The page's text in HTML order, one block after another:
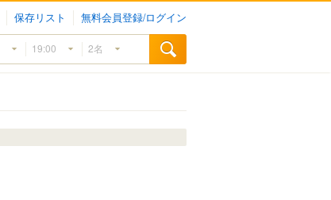
保存リスト 無料会員登録/ログイン